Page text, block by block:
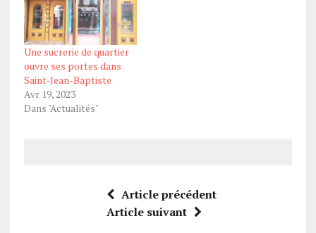
Une sucrerie de quartier
ouvre ses portes dans
Saint-Jean-Baptiste
Avr 19, 2023
Dans "Actualités"
Article précédent
Article suivant